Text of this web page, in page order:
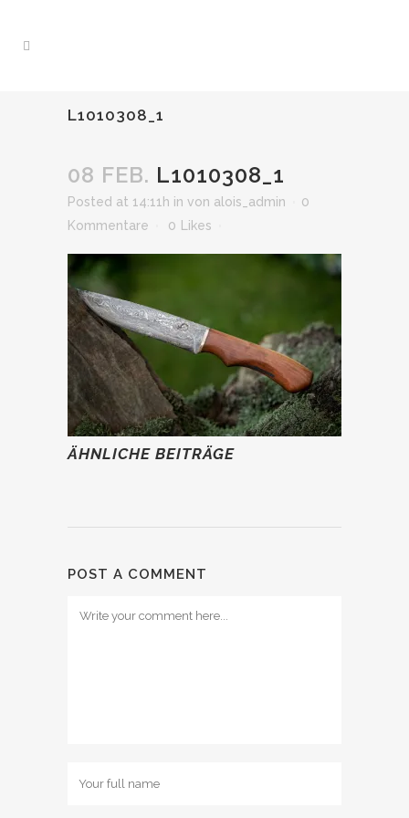
L1010308_1
08 FEB. L1010308_1
Posted at 14:11h in von alois_admin
0
Kommentare
0 Likes
ÄHNLICHE BEITRÄGE
POST A COMMENT